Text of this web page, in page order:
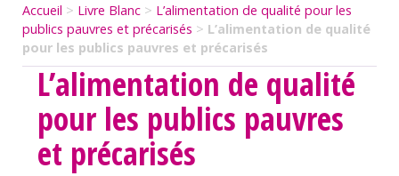
Accueil > Livre Blanc > L’alimentation de qualité pour les
publics pauvres et précarisés > L’alimentation de qualité
pour les publics pauvres et précarisés
L’alimentation de qualité
pour les publics pauvres
et précarisés